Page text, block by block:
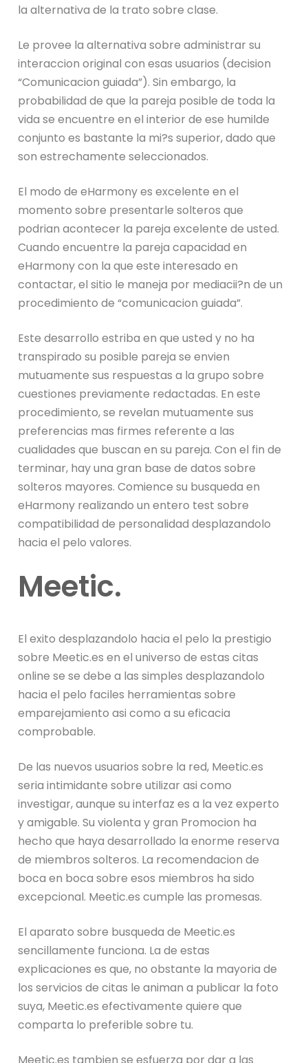
la alternativa de la trato sobre clase.
Le provee la alternativa sobre administrar su
interaccion original con esas usuarios (decision
“Comunicacion guiada”). Sin embargo, la
probabilidad de que la pareja posible de toda la
vida se encuentre en el interior de ese humilde
conjunto es bastante la mi?s superior, dado que
son estrechamente seleccionados.
El modo de eHarmony es excelente en el
momento sobre presentarle solteros que
podrian acontecer la pareja excelente de usted.
Cuando encuentre la pareja capacidad en
eHarmony con la que este interesado en
contactar, el sitio le maneja por mediacii?n de un
procedimiento de “comunicacion guiada”.
Este desarrollo estriba en que usted y no ha
transpirado su posible pareja se envien
mutuamente sus respuestas a la grupo sobre
cuestiones previamente redactadas. En este
procedimiento, se revelan mutuamente sus
preferencias mas firmes referente a las
cualidades que buscan en su pareja. Con el fin de
terminar, hay una gran base de datos sobre
solteros mayores. Comience su busqueda en
eHarmony realizando un entero test sobre
compatibilidad de personalidad desplazandolo
hacia el pelo valores.
Meetic.
El exito desplazandolo hacia el pelo la prestigio
sobre Meetic.es en el universo de estas citas
online se se debe a las simples desplazandolo
hacia el pelo faciles herramientas sobre
emparejamiento asi­ como a su eficacia
comprobable.
De las nuevos usuarios sobre la red, Meetic.es
seri­a intimidante sobre utilizar asi­ como
investigar, aunque su interfaz es a la vez experto
y amigable. Su violenta y gran Promocion ha
hecho que haya desarrollado la enorme reserva
de miembros solteros. La recomendacion de
boca en boca sobre esos miembros ha sido
excepcional. Meetic.es cumple las promesas.
El aparato sobre busqueda de Meetic.es
sencillamente funciona. La de estas
explicaciones es que, no obstante la mayoria de
los servicios de citas le animan a publicar la foto
suya, Meetic.es efectivamente quiere que
comparta lo preferible sobre tu.
Meetic.es tambien se esfuerza por dar a las